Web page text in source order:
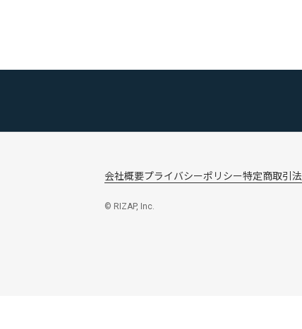
会社概要プライバシーポリシー特定商取引法
© RIZAP, Inc.